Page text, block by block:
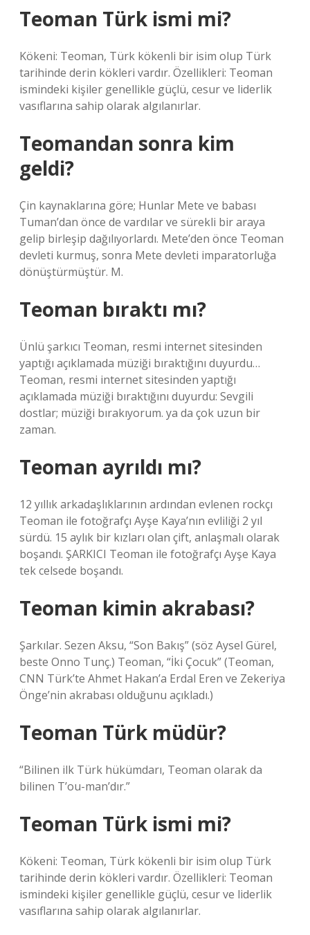
Teoman Türk ismi mi?
Kökeni: Teoman, Türk kökenli bir isim olup Türk
tarihinde derin kökleri vardır. Özellikleri: Teoman
ismindeki kişiler genellikle güçlü, cesur ve liderlik
vasıflarına sahip olarak algılanırlar.
Teomandan sonra kim
geldi?
Çin kaynaklarına göre; Hunlar Mete ve babası
Tuman’dan önce de vardılar ve sürekli bir araya
gelip birleşip dağılıyorlardı. Mete’den önce Teoman
devleti kurmuş, sonra Mete devleti imparatorluğa
dönüştürmüştür. M.
Teoman bıraktı mı?
Ünlü şarkıcı Teoman, resmi internet sitesinden
yaptığı açıklamada müziği bıraktığını duyurdu…
Teoman, resmi internet sitesinden yaptığı
açıklamada müziği bıraktığını duyurdu: Sevgili
dostlar; müziği bırakıyorum. ya da çok uzun bir
zaman.
Teoman ayrıldı mı?
12 yıllık arkadaşlıklarının ardından evlenen rockçı
Teoman ile fotoğrafçı Ayşe Kaya’nın evliliği 2 yıl
sürdü. 15 aylık bir kızları olan çift, anlaşmalı olarak
boşandı. ŞARKICI Teoman ile fotoğrafçı Ayşe Kaya
tek celsede boşandı.
Teoman kimin akrabası?
Şarkılar. Sezen Aksu, “Son Bakış” (söz Aysel Gürel,
beste Onno Tunç.) Teoman, “İki Çocuk” (Teoman,
CNN Türk’te Ahmet Hakan’a Erdal Eren ve Zekeriya
Önge’nin akrabası olduğunu açıkladı.)
Teoman Türk müdür?
“Bilinen ilk Türk hükümdarı, Teoman olarak da
bilinen T’ou-man’dır.”
Teoman Türk ismi mi?
Kökeni: Teoman, Türk kökenli bir isim olup Türk
tarihinde derin kökleri vardır. Özellikleri: Teoman
ismindeki kişiler genellikle güçlü, cesur ve liderlik
vasıflarına sahip olarak algılanırlar.